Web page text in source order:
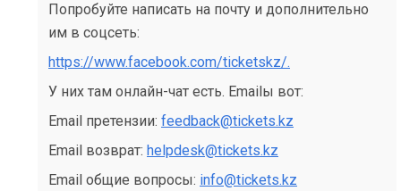
Попробуйте написать на почту и дополнительно
им в соцсеть:
https://www.facebook.com/ticketskz/.
У них там онлайн-чат есть. Emailы вот:
Email претензии: feedback@tickets.kz
Email возврат: helpdesk@tickets.kz
Email общие вопросы: info@tickets.kz